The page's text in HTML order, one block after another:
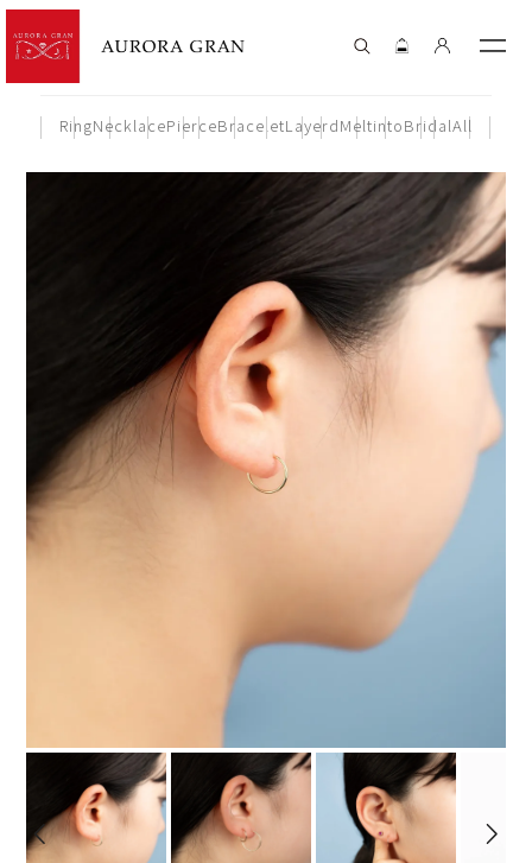
RingNecklacePierceBraceletLayerdMeltintoBridalAll